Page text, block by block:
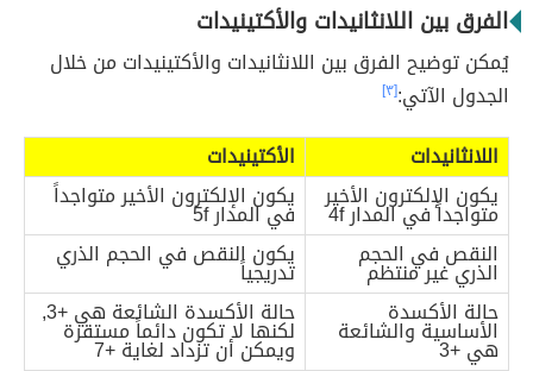
الفرق بين اللانثانيدات والأكتينيدات
يُمكن توضيح الفرق بين اللانثانيدات والأكتينيدات من خلال
الجدول الآتي:[٣]
اللانثانيدات
الأكتينيدات
يكون الإلكترون الأخير
متواجداً في المدار 4f
يكون الإلكترون الأخير متواجداً
في المدار 5f
النقص في الحجم
الذري غير منتظم
يكون النقص في الحجم الذري
تدريجياً
حالة الأكسدة
الأساسية والشائعة
هي +3
حالة الأكسدة الشائعة هي +3,
لكنها لا تكون دائماً مستقرة
ويمكن أن تزداد لغاية +7